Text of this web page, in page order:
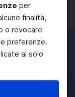
per
finalità,
o revocare
preferenze.
al solo
Instagram